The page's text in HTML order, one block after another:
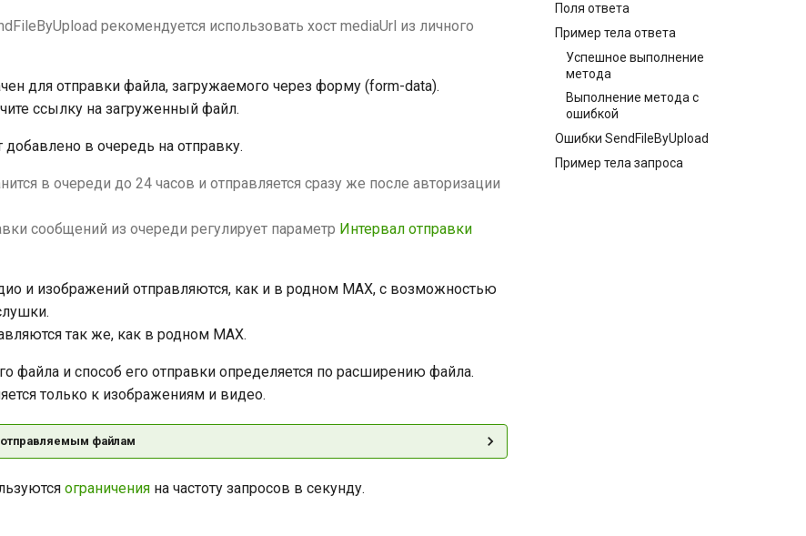
Поля ответа
Пример тела ответа
Успешное выполнение
метода
Выполнение метода с
ошибкой
Ошибки SendFileByUpload
Пример тела запроса
рекомендуется использовать хост mediaUrl из личного
для отправки файла, загружаемого через форму (form-data).
ссылку на загруженный файл.
в очередь на отправку.
в очереди до 24 часов и отправляется сразу же после авторизации
сообщений из очереди регулирует параметр Интервал отправки
и изображений отправляются, как и в родном MAX, с возможностью
так же, как в родном MAX.
файла и способ его отправки определяется по расширению файла.
только к изображениям и видео.
файлам
ограничения на частоту запросов в секунду.